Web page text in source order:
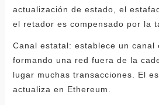
actualización de estado, el
el retador es compensado por la
Canal estatal: establece un canal
formando una red fuera de la
lugar muchas transacciones. El
actualiza en Ethereum.